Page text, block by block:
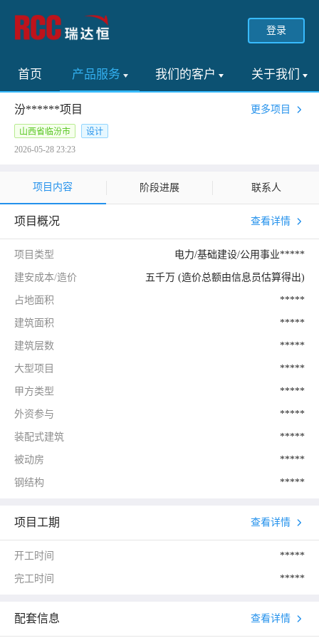
登录
首页 产品服务 我们的客户 关于我们
汾******项目 更多项目
山西省临汾市
设计
2026-05-28 23:23
项目内容 阶段进展 联系人
项目概况 查看详情
项目类型 电力/基础建设/公用事业*****
建安成本/造价 五千万 (造价总额由信息员估算得出)
占地面积 *****
建筑面积 *****
建筑层数 *****
大型项目 *****
甲方类型 *****
外资参与 *****
装配式建筑 *****
被动房 *****
钢结构 *****
项目工期 查看详情
开工时间 *****
完工时间 *****
配套信息 查看详情